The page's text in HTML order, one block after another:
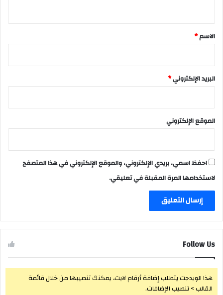
*
الاسم*
البريد الإلكتروني*
الموقع الإلكتروني
احفظ اسمي، بريدي الإلكتروني، والموقع الإلكتروني في هذا المتصفح
لاستخدامها المرة المقبلة في تعليقي.
Follow Us
هذا الويدجت يتطلب إضافة أرقام لايت، يمكنك تنصيبها من خلال قائمة
القالب > تنصيب الإضافات.